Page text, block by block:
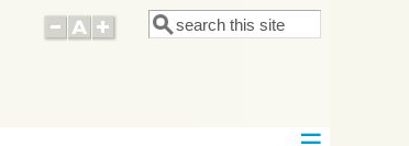
Форма поиска
Поиск